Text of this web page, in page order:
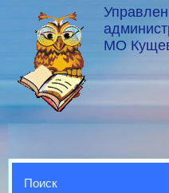
МО
Поиск